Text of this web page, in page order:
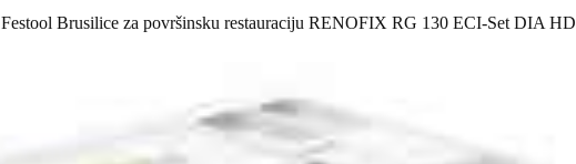
Festool Brusilice za površinsku restauraciju RENOFIX RG 130 ECI-Set DIA HD